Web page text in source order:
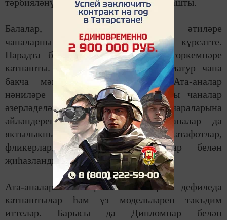
Балалар, аларның әниләре һәм әтиләре
чаналарны
бизәүдә осталыкларын күрсәтте.
Парадта балаларның барлык яшь төркемнәре
катнашты. Гадәти булмаган тугыз матур чана
бакча мәйданчыгына тупланды. Ата-аналар
нәниләре беләнбергәләп могҗизалы чаналар
әзерләделәр: аларны әкияти хәрәкәт чараларына
әйләндереп бизәделәр. Барлык чаналар да
яктылыкны кайтаручы аксессуарлар: катафотлар,
фликерлар, яктылык кайтаргычлар белән
җиһазландырылган иде.
Ата-аналар балалар белән бергә дефиледа
катнаштылар һәм үз модельләрен тәкъдим
иттеләр. Барысы да Дипломнар белән